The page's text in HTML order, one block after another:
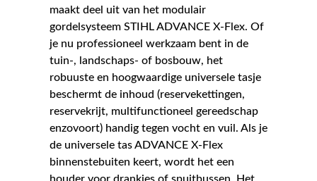
maakt deel uit van het modulair
gordelsysteem STIHL ADVANCE X-Flex. Of
je nu professioneel werkzaam bent in de
tuin-, landschaps- of bosbouw, het
robuuste en hoogwaardige universele tasje
beschermt de inhoud (reservekettingen,
reservekrijt, multifunctioneel gereedschap
enzovoort) handig tegen vocht en vuil. Als je
de universele tas ADVANCE X-Flex
binnenstebuiten keert, wordt het een